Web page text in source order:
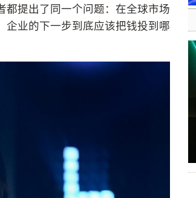
提出了同一个问题：在全球市场
业的下一步到底应该把钱投到哪